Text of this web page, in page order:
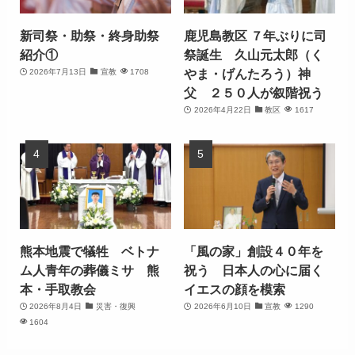
新司祭・助祭・終身助祭
紹介①
2026年7月13日 宣教 1708
鹿児島教区 ７年ぶりに司
祭誕生 久山元太郎（く
やま・げんたろう）神
父 ２５０人が叙階祝う
2026年4月22日 教区 1617
熊本地震で犠牲 ベトナ
ム人青年の葬儀ミサ 熊
本・手取教会
2026年8月4日
災害・復興
1604
「風の家」創設４０年を
祝う 日本人の心に届く
イエスの顔を模索
2026年6月10日 宣教 1290